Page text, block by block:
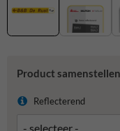
Product samenstellen
Reflecterend